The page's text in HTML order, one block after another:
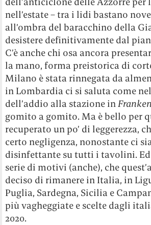
nell’estate – tra i lidi bastano
all’ombra del baracchino della
desistere definitivamente dal
C’è anche chi osa ancora
la mano, forma preistorica di
Milano è stata rinnegata da
in Lombardia ci si saluta come
dell’addio alla stazione in
gomito a gomito. Ma è bello per
recuperato un po’ di leggerezza,
certo negligenza, nonostante ci
disinfettante su tutti i tavolini. Ed
serie di motivi (anche), che
deciso di rimanere in Italia, in
Puglia, Sardegna, Sicilia e
più vagheggiate e scelte dagli
2020.